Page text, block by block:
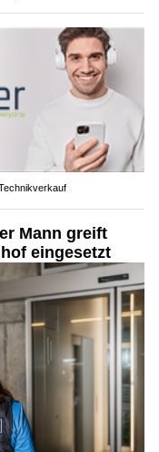
Mann greift
eingesetzt